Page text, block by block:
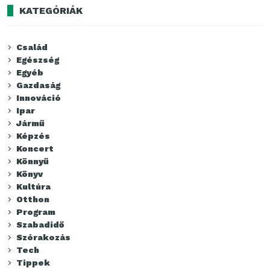
KATEGÓRIÁK
Család
Egészség
Egyéb
Gazdaság
Innováció
Ipar
Jármű
Képzés
Koncert
Könnyű
Könyv
Kultúra
Otthon
Program
Szabadidő
Szórakozás
Tech
Tippek